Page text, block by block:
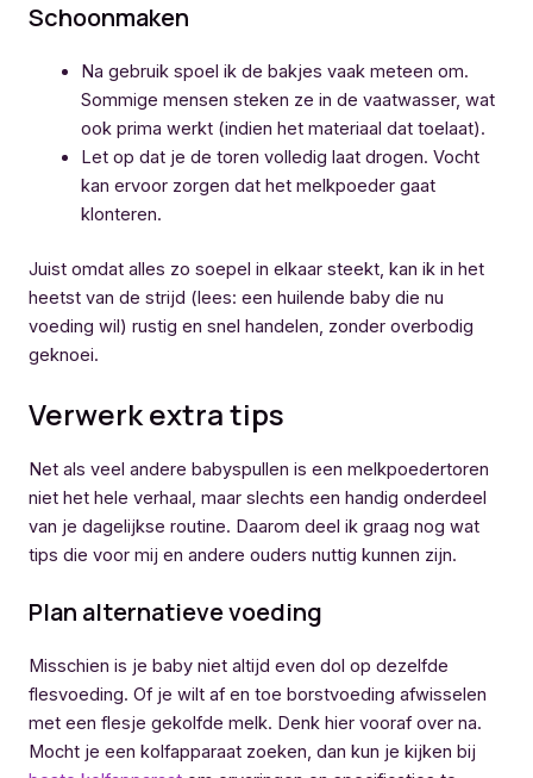
Schoonmaken
Na gebruik spoel ik de bakjes vaak meteen om.
Sommige mensen steken ze in de vaatwasser, wat
ook prima werkt (indien het materiaal dat toelaat).
Let op dat je de toren volledig laat drogen. Vocht
kan ervoor zorgen dat het melkpoeder gaat
klonteren.
Juist omdat alles zo soepel in elkaar steekt, kan ik in het
heetst van de strijd (lees: een huilende baby die nu
voeding wil) rustig en snel handelen, zonder overbodig
geknoei.
Verwerk extra tips
Net als veel andere babyspullen is een melkpoedertoren
niet het hele verhaal, maar slechts een handig onderdeel
van je dagelijkse routine. Daarom deel ik graag nog wat
tips die voor mij en andere ouders nuttig kunnen zijn.
Plan alternatieve voeding
Misschien is je baby niet altijd even dol op dezelfde
flesvoeding. Of je wilt af en toe borstvoeding afwisselen
met een flesje gekolfde melk. Denk hier vooraf over na.
Mocht je een kolfapparaat zoeken, dan kun je kijken bij